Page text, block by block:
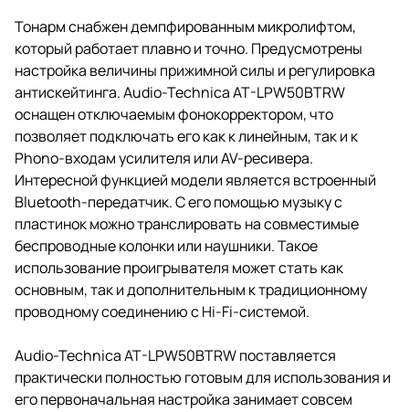
Тонарм снабжен демпфированным микролифтом,
который работает плавно и точно. Предусмотрены
настройка величины прижимной силы и регулировка
антискейтинга. Audio-Technica AT-LPW50BTRW
оснащен отключаемым фонокорректором, что
позволяет подключать его как к линейным, так и к
Phono-входам усилителя или AV-ресивера.
Интересной функцией модели является встроенный
Bluetooth-передатчик. С его помощью музыку с
пластинок можно транслировать на совместимые
беспроводные колонки или наушники. Такое
использование проигрывателя может стать как
основным, так и дополнительным к традиционному
проводному соединению с Hi-Fi-системой.
Audio-Technica AT-LPW50BTRW поставляется
практически полностью готовым для использования и
его первоначальная настройка занимает совсем